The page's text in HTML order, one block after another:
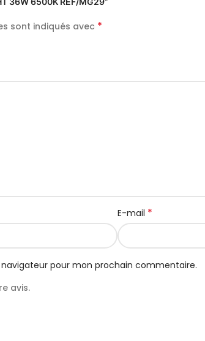
sont indiqués avec *
E-mail *
pour mon prochain commentaire.
avis.